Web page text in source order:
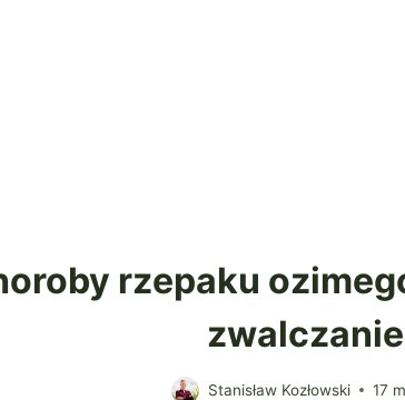
rzepaku
Stanisław Kozłowski 17